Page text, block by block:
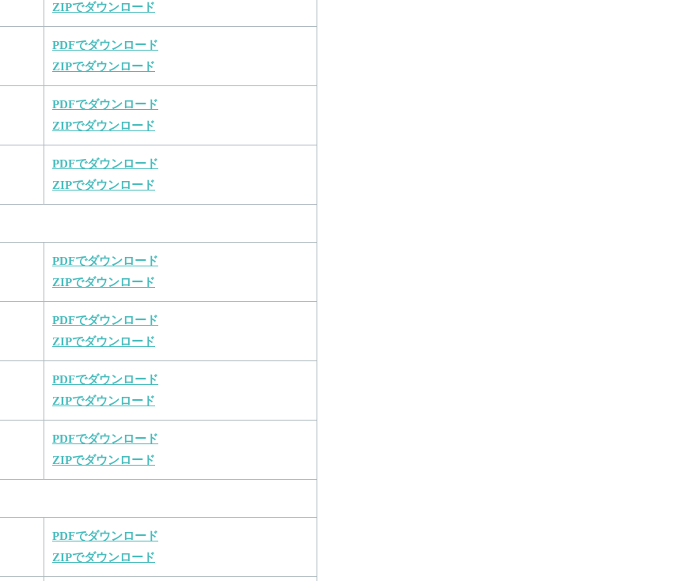
ZIPでダウンロード
PDFでダウンロード
ZIPでダウンロード
PDFでダウンロード
ZIPでダウンロード
PDFでダウンロード
ZIPでダウンロード
PDFでダウンロード
ZIPでダウンロード
PDFでダウンロード
ZIPでダウンロード
PDFでダウンロード
ZIPでダウンロード
PDFでダウンロード
ZIPでダウンロード
PDFでダウンロード
ZIPでダウンロード